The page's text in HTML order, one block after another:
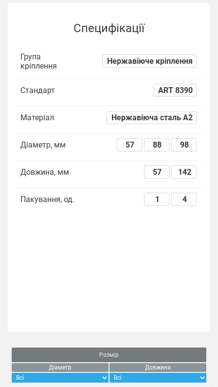
Специфікації
Група
кріплення
Нержавіюче кріплення
Стандарт ART 8390
Матеріал Нержавіюча сталь А2
Діаметр, мм 57 88 98
Довжина, мм 57 142
Пакування, од. 1 4
Розмір
Діаметр
Довжина